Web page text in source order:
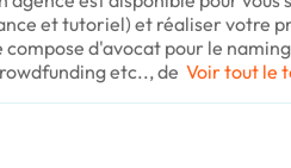
et tutoriel) et réaliser votre
compose d'avocat pour le
etc.., de Voir tout le